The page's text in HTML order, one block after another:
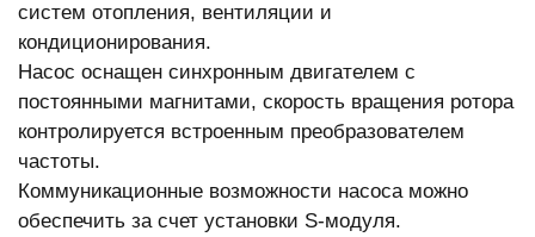
систем отопления, вентиляции и
кондиционирования.
Насос оснащен синхронным двигателем с
постоянными магнитами, скорость вращения ротора
контролируется встроенным преобразователем
частоты.
Коммуникационные возможности насоса можно
обеспечить за счет установки S-модуля.